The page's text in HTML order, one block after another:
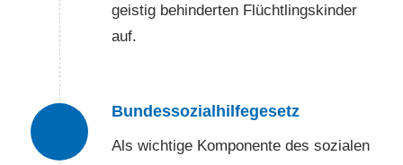
geistig behinderten Flüchtlingskinder
auf.
Bundessozialhilfegesetz
Als wichtige Komponente des sozialen